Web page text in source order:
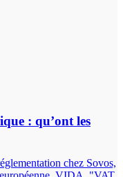
: qu’ont les
chez Sovos,